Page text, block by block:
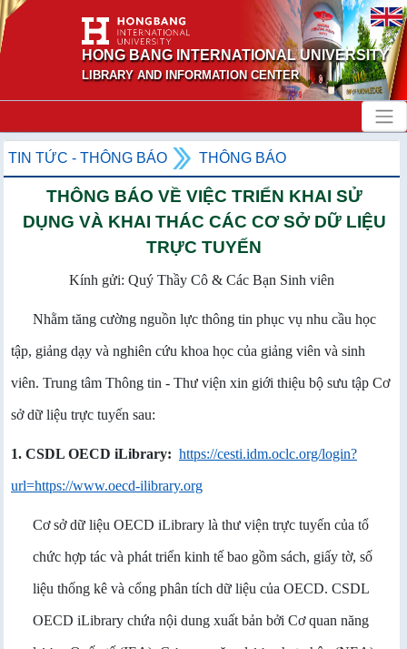
HONG BANG INTERNATIONAL UNIVERSITY
LIBRARY AND INFORMATION CENTER
TIN TỨC - THÔNG BÁO THÔNG BÁO
THÔNG BÁO VỀ VIỆC TRIỂN KHAI SỬ
DỤNG VÀ KHAI THÁC CÁC CƠ SỞ DỮ LIỆU
TRỰC TUYẾN
Kính gửi: Quý Thầy Cô & Các Bạn Sinh viên
Nhằm tăng cường nguồn lực thông tin phục vụ nhu cầu học
tập, giảng dạy và nghiên cứu khoa học của giảng viên và sinh
viên. Trung tâm Thông tin - Thư viện xin giới thiệu bộ sưu tập Cơ
sở dữ liệu trực tuyến sau:
1. CSDL OECD iLibrary: https://cesti.idm.oclc.org/login?
url=https://www.oecd-ilibrary.org
Cơ sở dữ liệu OECD iLibrary là thư viện trực tuyến của tổ
chức hợp tác và phát triển kinh tế bao gồm sách, giấy tờ, số
liệu thống kê và cổng phân tích dữ liệu của OECD. CSDL
OECD iLibrary chứa nội dung xuất bản bởi Cơ quan năng